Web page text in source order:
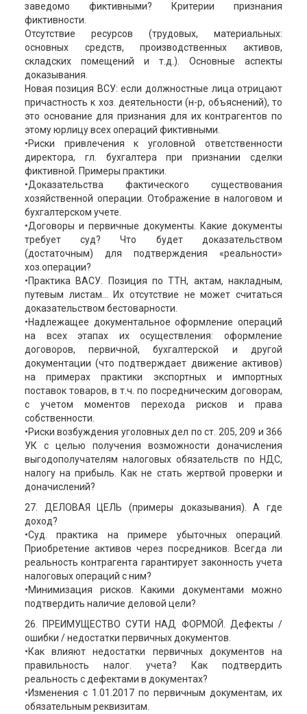
заведомо фиктивными? Критерии признания
фиктивности.
Отсутствие ресурсов (трудовых, материальных:
основных средств, производственных активов,
складских помещений и т.д.). Основные аспекты
доказывания.
Новая позиция ВСУ: если должностные лица отрицают
причастность к хоз. деятельности (н-р, объяснений), то
это основание для признания для их контрагентов по
этому юрлицу всех операций фиктивными.
•Риски привлечения к уголовной ответственности
директора, гл. бухгалтера при признании сделки
фиктивной. Примеры практики.
•Доказательства фактического существования
хозяйственной операции. Отображение в налоговом и
бухгалтерском учете.
•Договоры и первичные документы. Какие документы
требует суд? Что будет доказательством
(достаточным) для подтверждения «реальности»
хоз.операции?
•Практика ВАСУ. Позиция по ТТН, актам, накладным,
путевым листам… Их отсутствие не может считаться
доказательством бестоварности.
•Надлежащее документальное оформление операций
на всех этапах их осуществления: оформление
договоров, первичной, бухгалтерской и другой
документации (что подтверждает движение активов)
на примерах практики экспортных и импортных
поставок товаров, в т.ч. по посредническим договорам,
с учетом моментов перехода рисков и права
собственности.
•Риски возбуждения уголовных дел по ст. 205, 209 и 366
УК с целью получения возможности доначисления
выгодополучателям налоговых обязательств по НДС,
налогу на прибыль. Как не стать жертвой проверки и
доначислений?
27. ДЕЛОВАЯ ЦЕЛЬ (примеры доказывания). А где
доход?
•Суд. практика на примере убыточных операций.
Приобретение активов через посредников. Всегда ли
реальность контрагента гарантирует законность учета
налоговых операций с ним?
•Минимизация рисков. Какими документами можно
подтвердить наличие деловой цели?
26. ПРЕИМУЩЕСТВО СУТИ НАД ФОРМОЙ. Дефекты /
ошибки / недостатки первичных документов.
•Как влияют недостатки первичных документов на
правильность налог. учета? Как подтвердить
реальность с дефектами в документах?
•Изменения с 1.01.2017 по первичным документам, их
обязательным реквизитам.